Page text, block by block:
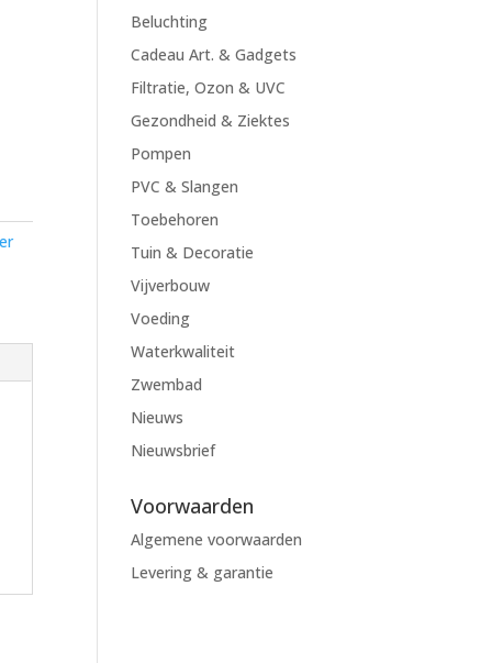
Beluchting
Cadeau Art. & Gadgets
Filtratie, Ozon & UVC
Gezondheid & Ziektes
Pompen
PVC & Slangen
Toebehoren
Tuin & Decoratie
Vijverbouw
Voeding
Waterkwaliteit
Zwembad
Nieuws
Nieuwsbrief
Voorwaarden
Algemene voorwaarden
Levering & garantie